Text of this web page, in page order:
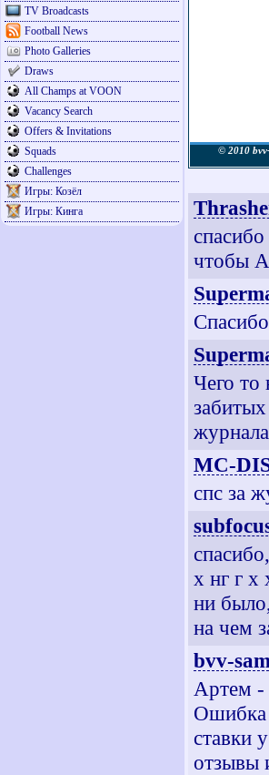
TV Broadcasts
Football News
Photo Galleries
Draws
All Champs at VOON
Vacancy Search
Offers & Invitations
Squads
Challenges
Игры: Козёл
Игры: Кинга
© 2010
чтобы
Чего то
MC-
спс за
х нг г х
ни
на чем
bvv-
Артем -
Ошибка
ставки
отзывы